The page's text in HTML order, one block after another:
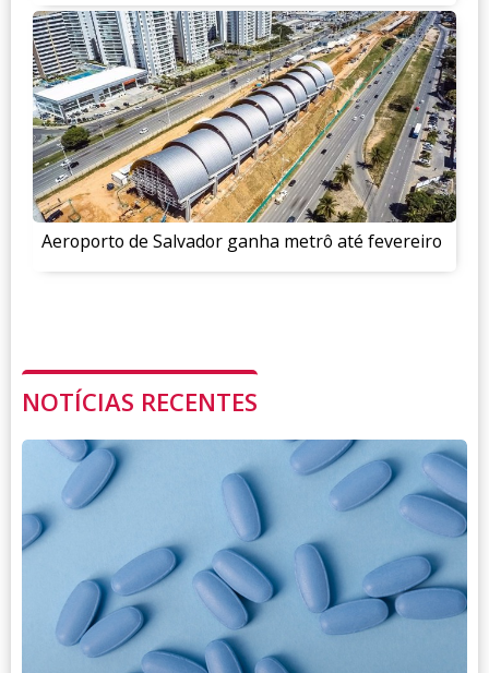
Aeroporto de Salvador ganha metrô até fevereiro
NOTÍCIAS RECENTES